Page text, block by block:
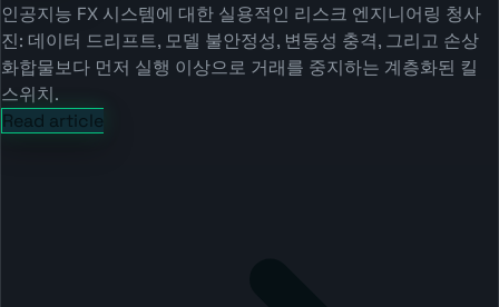
인공지능 FX 시스템에 대한 실용적인 리스크 엔지니어링 청사
진: 데이터 드리프트, 모델 불안정성, 변동성 충격, 그리고 손상
화합물보다 먼저 실행 이상으로 거래를 중지하는 계층화된 킬
스위치.
Read article